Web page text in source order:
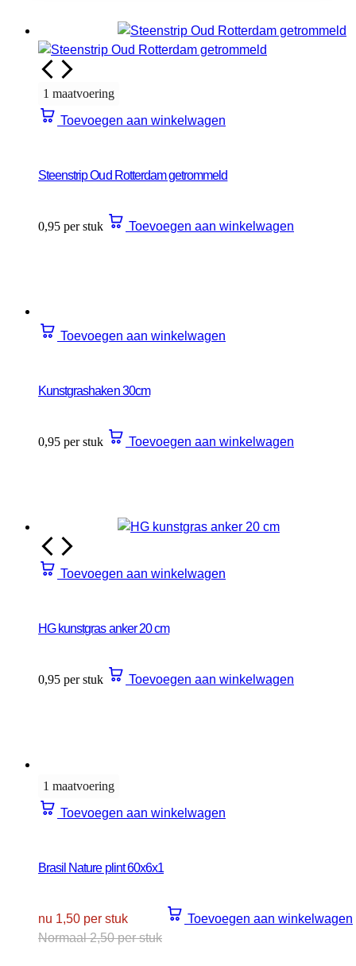
1 maatvoering
Toevoegen aan winkelwagen
Steenstrip Oud Rotterdam getrommeld
0,95 per stuk Toevoegen aan winkelwagen
Toevoegen aan winkelwagen
Kunstgrashaken 30cm
0,95 per stuk Toevoegen aan winkelwagen
Toevoegen aan winkelwagen
HG kunstgras anker 20 cm
0,95 per stuk Toevoegen aan winkelwagen
1 maatvoering
Toevoegen aan winkelwagen
Brasil Nature plint 60x6x1
nu 1,50 per stuk
Normaal 2,50 per stuk
Toevoegen aan winkelwagen